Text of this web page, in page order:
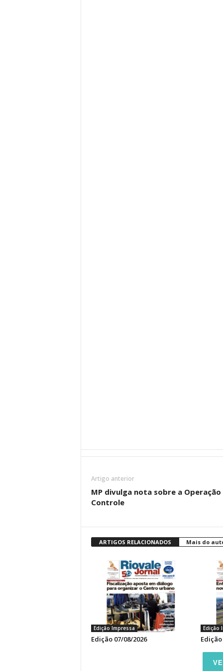
Artigo anterior
MP divulga nota sobre a Operação
Controle
ARTIGOS RELACIONADOS Mais do
Edição Impressa
Edição 07/08/2026
Edição